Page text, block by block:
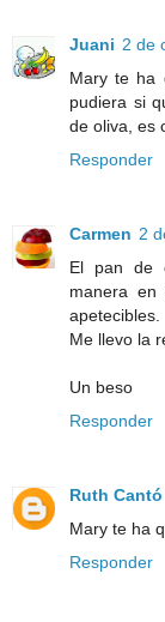
Juani 2 de
Mary te ha
pudiera si
de oliva, es
Responder
Carmen 2
El pan de
manera
apetecibles.
Me llevo la
Un beso
Responder
Ruth Cantó
Mary te ha
Responder